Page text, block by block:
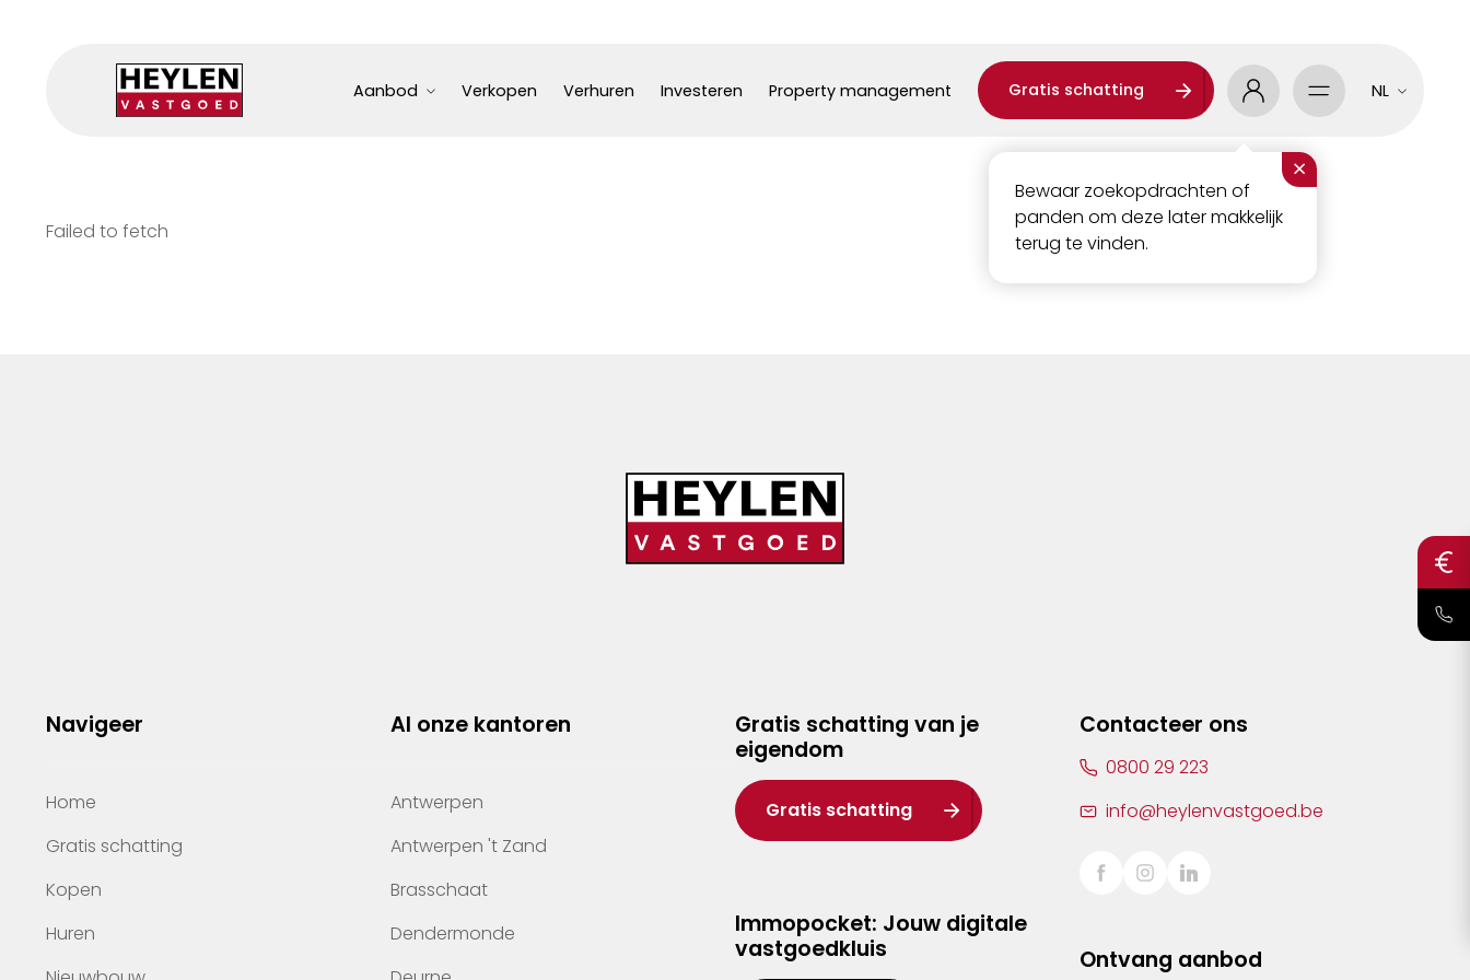
Aanbod Verkopen Verhuren Investeren Property management Gratis schatting
×
Bewaar zoekopdrachten of
panden om deze later makkelijk
terug te vinden.
NL
Failed to fetch
Navigeer
Home
Gratis schatting
Kopen
Huren
Al onze kantoren
Antwerpen
Antwerpen 't Zand
Brasschaat
Dendermonde
Gratis schatting van je
eigendom
Gratis schatting
Immopocket: Jouw digitale
vastgoedkluis
Contacteer ons
0800 29 223
info@heylenvastgoed.be
Ontvang aanbod